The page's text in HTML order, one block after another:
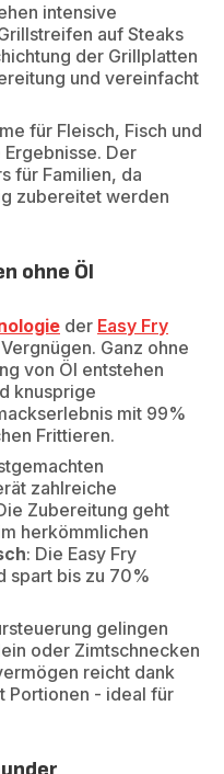
intensive
auf Steaks
der Grillplatten
und vereinfacht
für Fleisch, Fisch und
Der
für Familien, da
zubereitet werden
ohne Öl
der Easy Fry
Ganz ohne
von Öl entstehen
knusprige
mit 99%
Frittieren.
zahlreiche
Zubereitung geht
herkömmlichen
: Die Easy Fry
spart bis zu 70%
gelingen
oder Zimtschnecken
reicht dank
Portionen - ideal für